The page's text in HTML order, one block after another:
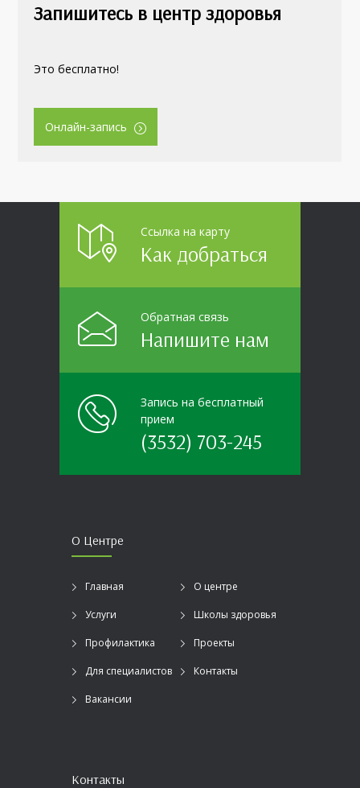
Запишитесь в центр здоровья
Это бесплатно!
Онлайн-запись
Ссылка на карту
Как добраться
Обратная связь
Напишите нам
Запись на бесплатный
прием
(3532) 703-245
О Центре
Главная О центре
Услуги Школы здоровья
Профилактика Проекты
Для специалистов Контакты
Вакансии
Контакты